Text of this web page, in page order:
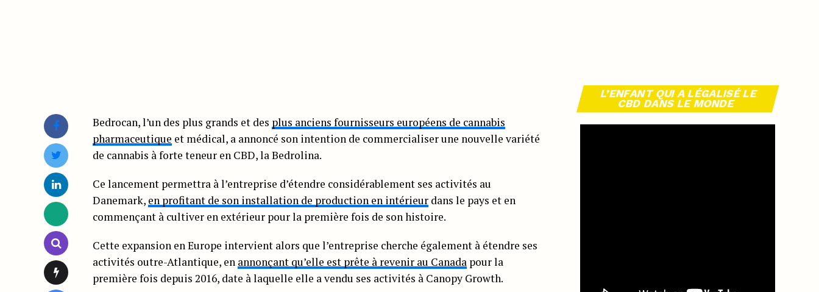
Bedrocan, l’un des plus grands et des plus anciens fournisseurs européens de cannabis
pharmaceutique et médical, a annoncé son intention de commercialiser une nouvelle variété
de cannabis à forte teneur en CBD, la Bedrolina.
Ce lancement permettra à l’entreprise d’étendre considérablement ses activités au
Danemark, en profitant de son installation de production en intérieur dans le pays et en
commençant à cultiver en extérieur pour la première fois de son histoire.
Cette expansion en Europe intervient alors que l’entreprise cherche également à étendre ses
activités outre-Atlantique, en annonçant qu’elle est prête à revenir au Canada pour la
première fois depuis 2016, date à laquelle elle a vendu ses activités à Canopy Growth.
L’ENFANT QUI A LÉGALISÉ LE
CBD DANS LE MONDE